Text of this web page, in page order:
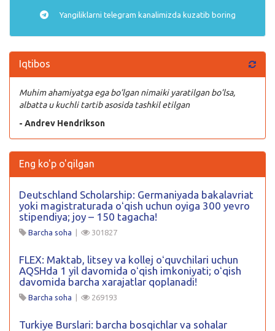
Yangiliklarni telegram kanalimizda kuzatib boring
Iqtibos
Muhim ahamiyatga ega bo’lgan nimaiki yaratilgan bo’lsa,
albatta u kuchli tartib asosida tashkil etilgan
- Andrev Hendrikson
Eng ko'p o'qilgan
Deutschland Scholarship: Germaniyada bakalavriat
yoki magistraturada oʻqish uchun oyiga 300 yevro
stipendiya; joy – 150 tagacha!
Barcha soha | 301827
FLEX: Maktab, litsey va kollej oʻquvchilari uchun
AQSHda 1 yil davomida oʻqish imkoniyati; oʻqish
davomida barcha xarajatlar qoplanadi!
Barcha soha | 269193
Turkiye Burslari: barcha bosqichlar va sohalar